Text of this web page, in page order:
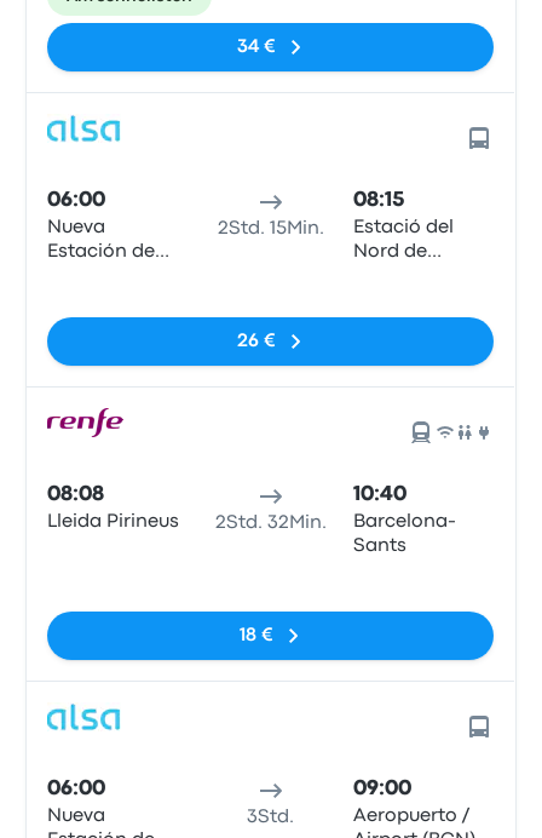
34 €
06:00
Nueva
Estación de
2Std. 15Min.
08:15
Estació del
Nord de
26 €
08:08
Lleida Pirineus 2Std. 32Min.
10:40
Barcelona-
Sants
18 €
06:00
Nueva
3Std.
09:00
Aeropuerto /